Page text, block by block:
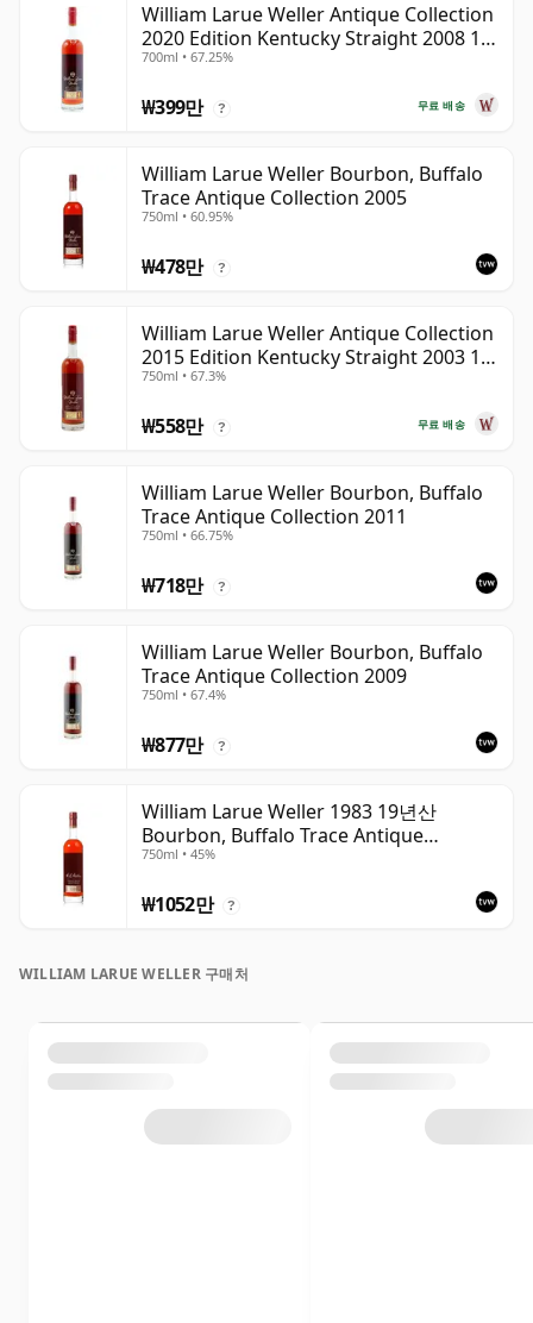
William Larue Weller Antique Collection
2020 Edition Kentucky Straight 2008 12
년산
700ml • 67.25%
무료 배송
₩399만 ?
William Larue Weller Bourbon, Buffalo
Trace Antique Collection 2005
750ml • 60.95%
₩478만 ?
William Larue Weller Antique Collection
2015 Edition Kentucky Straight 2003 12
년산
750ml • 67.3%
무료 배송
₩558만 ?
William Larue Weller Bourbon, Buffalo
Trace Antique Collection 2011
750ml • 66.75%
₩718만 ?
William Larue Weller Bourbon, Buffalo
Trace Antique Collection 2009
750ml • 67.4%
₩877만 ?
William Larue Weller 1983 19년산
Bourbon, Buffalo Trace Antique
Collection 2002
750ml • 45%
₩1052만 ?
WILLIAM LARUE WELLER 구매처